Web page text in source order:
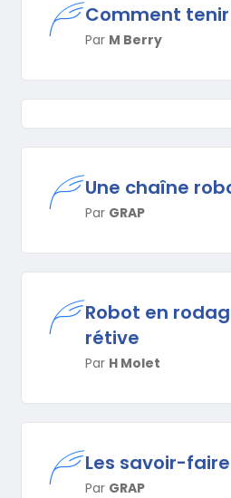
Comment
Par M Berry
Une chaîne
Par GRAP
Robot en
rétive
Par H Molet
Les savoir-faire
Par GRAP